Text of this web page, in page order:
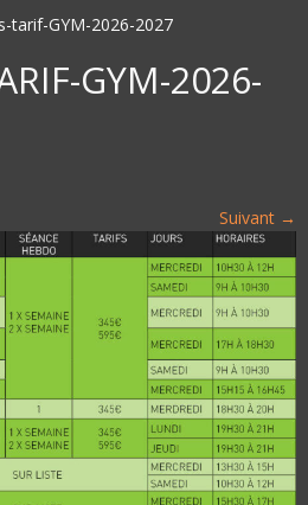
tarif-GYM-2026-2027
GYM-2026-
Suivant →